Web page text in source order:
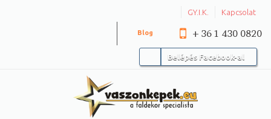
GY.I.K. Kapcsolat
+ 36 1 430 0820
Blog
Belépés Facebook-al